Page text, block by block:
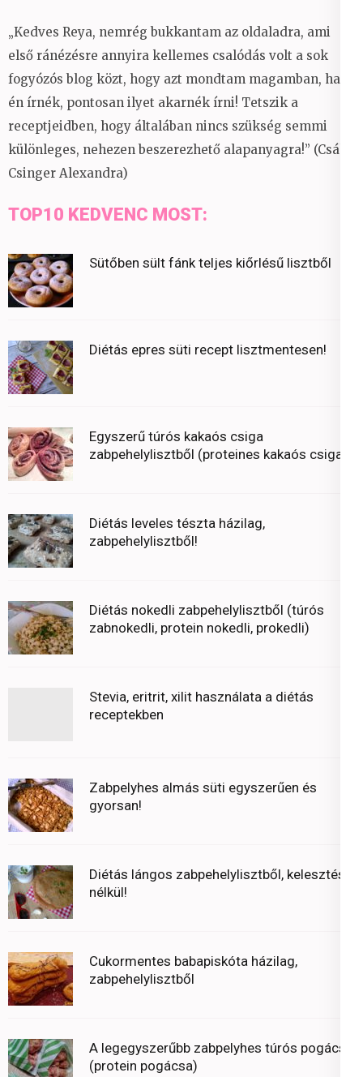
„Kedves Reya, nemrég bukkantam az oldaladra, ami
első ránézésre annyira kellemes csalódás volt a sok
fogyózós blog közt, hogy azt mondtam magamban, ha
én írnék, pontosan ilyet akarnék írni! Tetszik a
receptjeidben, hogy általában nincs szükség semmi
különleges, nehezen beszerezhető alapanyagra!” (Csáky
Csinger Alexandra)
TOP10 KEDVENC MOST:
Sütőben sült fánk teljes kiőrlésű lisztből
Diétás epres süti recept lisztmentesen!
Egyszerű túrós kakaós csiga
zabpehelylisztből (proteines kakaós csiga)
Diétás leveles tészta házilag,
zabpehelylisztből!
Diétás nokedli zabpehelylisztből (túrós
zabnokedli, protein nokedli, prokedli)
Stevia, eritrit, xilit használata a diétás
receptekben
Zabpelyhes almás süti egyszerűen és
gyorsan!
Diétás lángos zabpehelylisztből, kelesztés
nélkül!
Cukormentes babapiskóta házilag,
zabpehelylisztből
A legegyszerűbb zabpelyhes túrós pogácsa
(protein pogácsa)